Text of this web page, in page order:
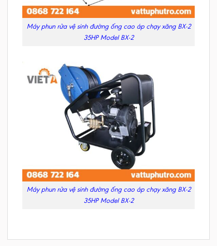
Máy phun rửa vệ sinh đường ống cao áp chạy xăng BX-2
35HP Model BX-2
Máy phun rửa vệ sinh đường ống cao áp chạy xăng BX-2
35HP Model BX-2